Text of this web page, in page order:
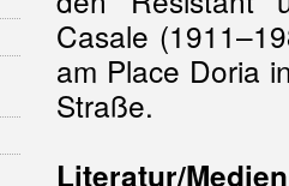
Casale
am Place Doria
Straße.
Literatur/Medien